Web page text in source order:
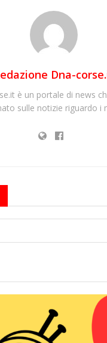
Dna-
è un portale di news
sulle notizie riguardo i